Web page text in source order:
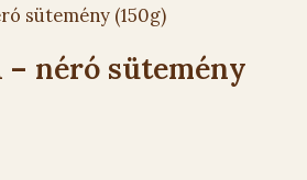
– néró sütemény